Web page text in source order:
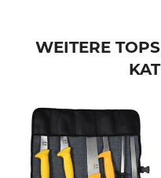
WEITERE